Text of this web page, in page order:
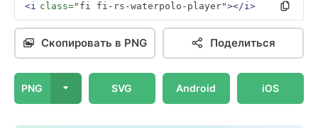
<i class="fi fi-rs-waterpolo-player"></i>
Скопировать в PNG Поделиться
PNG SVG Android iOS